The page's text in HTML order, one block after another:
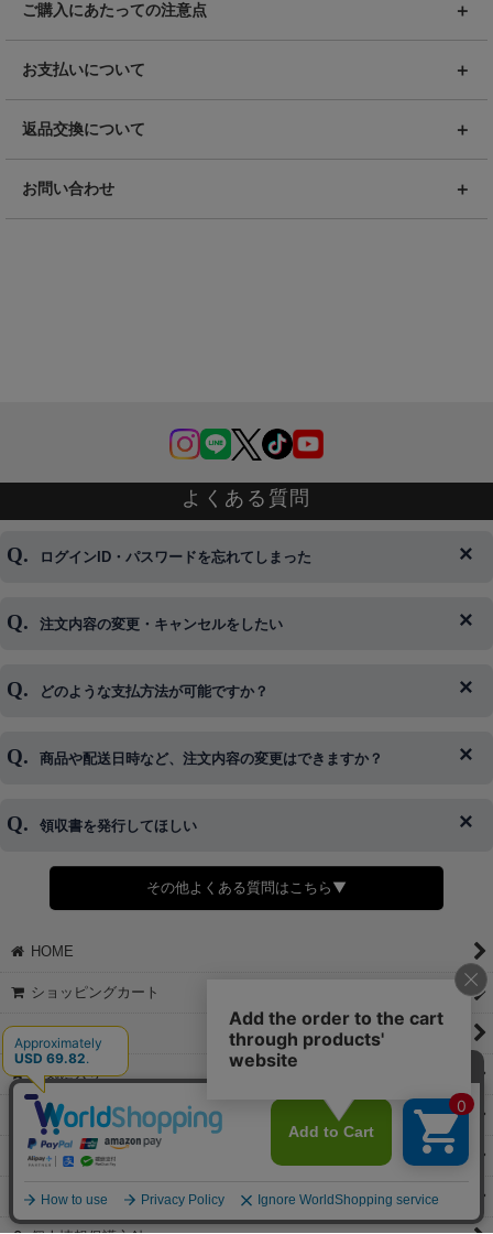
ご購入にあたっての注意点
お支払いについて
返品交換について
お問い合わせ
よくある質問
ログインID・パスワードを忘れてしまった
◆下記ページより、ログインIDの変更が可能です。
注文内容の変更・キャンセルをしたい
◆即日発送を行なっている関係上、午後以降のご連絡やキャンセル
※発送後、発送準備が完了しお手続きが間に合わない場合は変更、
どのような支払方法が可能ですか？
◆代金引換・クレジットカード・携帯キャリア決済・おねだり決
＞詳細は画像をタップ＜
商品や配送日時など、注文内容の変更はできますか？
◆商品発送前の変更は承っております。
さい。
領収書を発行してほしい
◆領収書はご希望頂いた場合のみ発行しております。
【これからご注文する場合】
STEP2「お届け先・お支払い」ページにて備考欄に下記の記載をお
願いします。
②宛名（空欄は上様は不可）
③但し書き（空欄やお品代は不可）
【すでにご注文が完了している場合】
①お電話・メール・LINEにて領収書希望の連絡をお願い致します
②後日、郵送にて領収書を送らせて頂きます。
①マイページから購入履歴→購入内容→領収書発行を選択。
②後日、郵送にて領収書を送らせて頂きます。
その他よくある質問はこちら▼
HOME
ショッピングカート
お気に入り
特定商取引法表示
ご利用案内
お問い合せ